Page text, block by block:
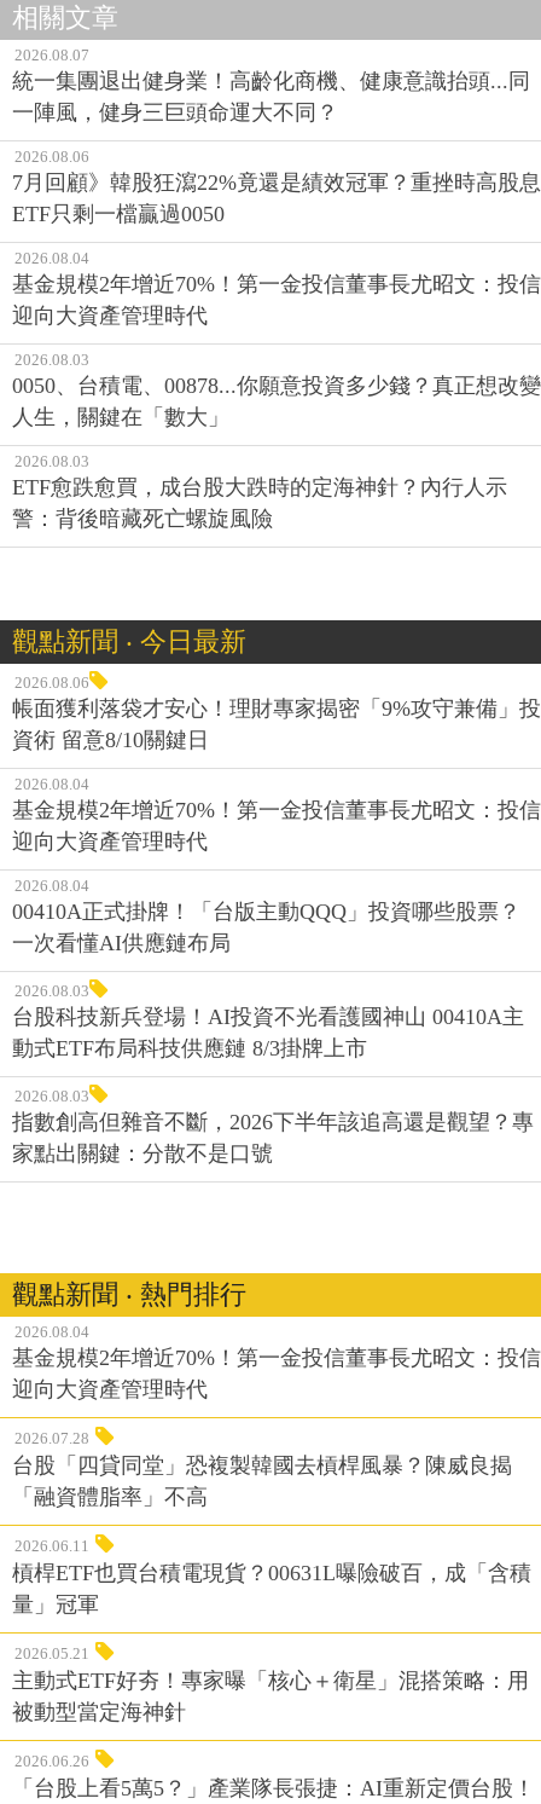
相關文章
2026.08.07
統一集團退出健身業！高齡化商機、健康意識抬頭...同
一陣風，健身三巨頭命運大不同？
2026.08.06
7月回顧》韓股狂瀉22%竟還是績效冠軍？重挫時高股息
ETF只剩一檔贏過0050
2026.08.04
基金規模2年增近70%！第一金投信董事長尤昭文：投信
迎向大資產管理時代
2026.08.03
0050、台積電、00878...你願意投資多少錢？真正想改變
人生，關鍵在「數大」
2026.08.03
ETF愈跌愈買，成台股大跌時的定海神針？內行人示
警：背後暗藏死亡螺旋風險
觀點新聞 ‧ 今日最新
2026.08.06
帳面獲利落袋才安心！理財專家揭密「9%攻守兼備」投
資術 留意8/10關鍵日
2026.08.04
基金規模2年增近70%！第一金投信董事長尤昭文：投信
迎向大資產管理時代
2026.08.04
00410A正式掛牌！「台版主動QQQ」投資哪些股票？
一次看懂AI供應鏈布局
2026.08.03
台股科技新兵登場！AI投資不光看護國神山 00410A主
動式ETF布局科技供應鏈 8/3掛牌上市
2026.08.03
指數創高但雜音不斷，2026下半年該追高還是觀望？專
家點出關鍵：分散不是口號
觀點新聞 ‧ 熱門排行
2026.08.04
基金規模2年增近70%！第一金投信董事長尤昭文：投信
迎向大資產管理時代
2026.07.28
台股「四貸同堂」恐複製韓國去槓桿風暴？陳威良揭
「融資體脂率」不高
2026.06.11
槓桿ETF也買台積電現貨？00631L曝險破百，成「含積
量」冠軍
2026.05.21
主動式ETF好夯！專家曝「核心＋衛星」混搭策略：用
被動型當定海神針
2026.06.26
「台股上看5萬5？」產業隊長張捷：AI重新定價台股！